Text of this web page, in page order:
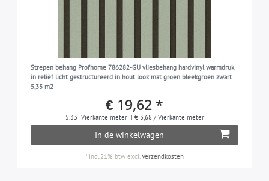
Strepen behang Profhome 786282-GU vliesbehang hardvinyl warmdruk
in reliëf licht gestructureerd in hout look mat groen bleekgroen zwart
5,33 m2
€ 19,62 *
5.33 Vierkante meter | € 3,68 / Vierkante meter
In de winkelwagen
* incl.21% btw excl.Verzendkosten